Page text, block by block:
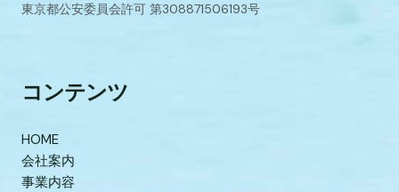
東京都公安委員会許可 第308871506193号
コンテンツ
HOME
会社案内
事業内容